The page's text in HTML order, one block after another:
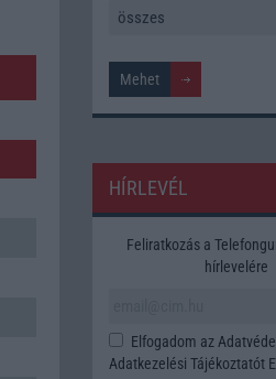
HÍRLEVÉL
Feliratkozás a
hírlevelére
Elfogadom az
Adatkezelési Tájékoztatót